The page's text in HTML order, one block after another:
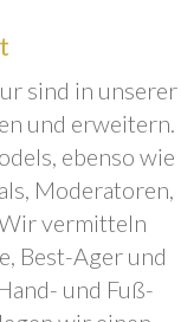
sind in unserer
und erweitern.
ebenso wie
Moderatoren,
Wir vermitteln
Best-Ager und
und Fuß-